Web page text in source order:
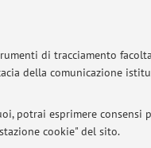
di tracciamento
della comunicazione
potrai esprimere
cookie" del sito.